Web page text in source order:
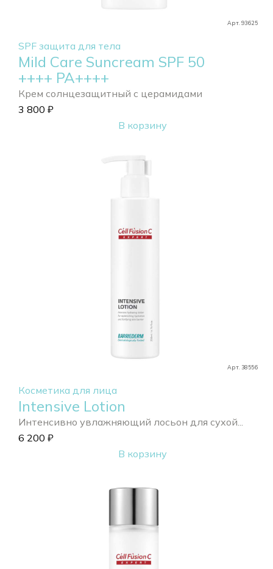
Арт. 93625
SPF защита для тела
Mild Care Suncream SPF 50
++++ РА++++
Крем солнцезащитный с церамидами
3 800 ₽
В корзину
Арт. 38556
Косметика для лица
Intensive Lotion
Интенсивно увлажняющий лосьон для сухой...
6 200 ₽
В корзину